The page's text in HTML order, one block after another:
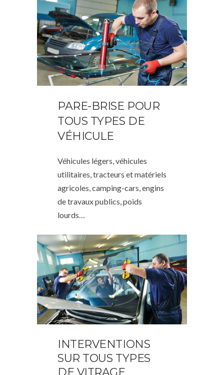
PARE-BRISE POUR
TOUS TYPES DE
VÉHICULE
Véhicules légers, véhicules
utilitaires, tracteurs et matériels
agricoles, camping-cars, engins
de travaux publics, poids
lourds…
INTERVENTIONS
SUR TOUS TYPES